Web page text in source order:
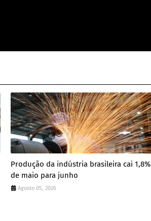
Produção da indústria brasileira cai 1,8%
de maio para junho
Agosto 05, 2026